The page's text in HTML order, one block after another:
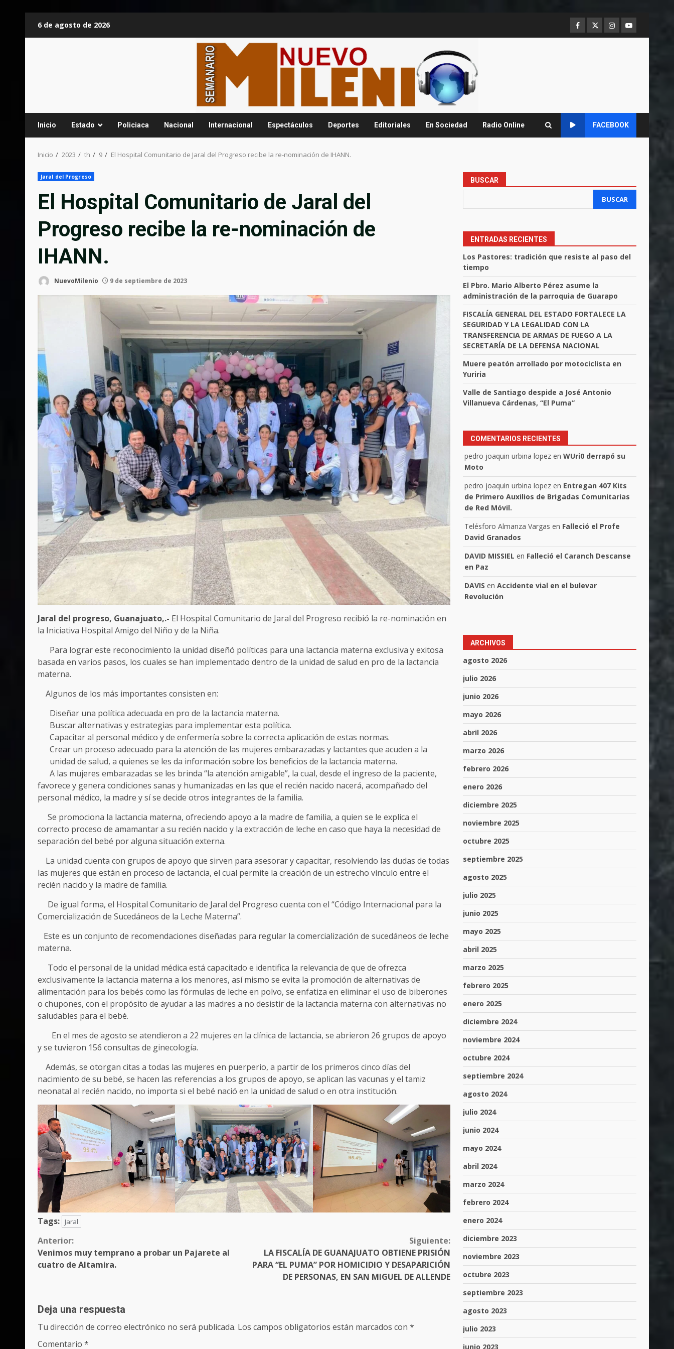
6 de agosto de 2026 Facebook
TwitterInstagram
Youtube
Inicio Estado Policiaca Nacional Internacional Espectáculos Deportes Editoriales En Sociedad Radio Online FACEBOOK
Inicio 2023 th 9 El Hospital Comunitario de Jaral del Progreso recibe la re-nominación de IHANN.
Jaral del Progreso
El Hospital Comunitario de Jaral del
Progreso recibe la re-nominación de
IHANN.
NuevoMilenio 9 de septiembre de 2023
Jaral del progreso, Guanajuato,.- El Hospital Comunitario de Jaral del Progreso recibió la re-nominación en
la Iniciativa Hospital Amigo del Niño y de la Niña.
Para lograr este reconocimiento la unidad diseñó políticas para una lactancia materna exclusiva y exitosa
basada en varios pasos, los cuales se han implementado dentro de la unidad de salud en pro de la lactancia
materna.
Algunos de los más importantes consisten en:
Diseñar una política adecuada en pro de la lactancia materna.
Buscar alternativas y estrategias para implementar esta política.
Capacitar al personal médico y de enfermería sobre la correcta aplicación de estas normas.
Crear un proceso adecuado para la atención de las mujeres embarazadas y lactantes que acuden a la
unidad de salud, a quienes se les da información sobre los beneficios de la lactancia materna.
A las mujeres embarazadas se les brinda “la atención amigable”, la cual, desde el ingreso de la paciente,
favorece y genera condiciones sanas y humanizadas en las que el recién nacido nacerá, acompañado del
personal médico, la madre y sí se decide otros integrantes de la familia.
Se promociona la lactancia materna, ofreciendo apoyo a la madre de familia, a quien se le explica el
correcto proceso de amamantar a su recién nacido y la extracción de leche en caso que haya la necesidad de
separación del bebé por alguna situación externa.
La unidad cuenta con grupos de apoyo que sirven para asesorar y capacitar, resolviendo las dudas de todas
las mujeres que están en proceso de lactancia, el cual permite la creación de un estrecho vínculo entre el
recién nacido y la madre de familia.
De igual forma, el Hospital Comunitario de Jaral del Progreso cuenta con el “Código Internacional para la
Comercialización de Sucedáneos de la Leche Materna”.
Este es un conjunto de recomendaciones diseñadas para regular la comercialización de sucedáneos de leche
materna.
Todo el personal de la unidad médica está capacitado e identifica la relevancia de que de ofrezca
exclusivamente la lactancia materna a los menores, así mismo se evita la promoción de alternativas de
alimentación para los bebés como las fórmulas de leche en polvo, se enfatiza en eliminar el uso de biberones
o chupones, con el propósito de ayudar a las madres a no desistir de la lactancia materna con alternativas no
saludables para el bebé.
En el mes de agosto se atendieron a 22 mujeres en la clínica de lactancia, se abrieron 26 grupos de apoyo
y se tuvieron 156 consultas de ginecología.
Además, se otorgan citas a todas las mujeres en puerperio, a partir de los primeros cinco días del
nacimiento de su bebé, se hacen las referencias a los grupos de apoyo, se aplican las vacunas y el tamiz
neonatal al recién nacido, no importa si el bebé nació en la unidad de salud o en otra institución.
Tags: Jaral
Sigue
leyendo
Anterior:
Venimos muy temprano a probar un Pajarete al
cuatro de Altamira.
Siguiente:
LA FISCALÍA DE GUANAJUATO OBTIENE PRISIÓN
PARA “EL PUMA” POR HOMICIDIO Y DESAPARICIÓN
DE PERSONAS, EN SAN MIGUEL DE ALLENDE
Deja una respuesta
Tu dirección de correo electrónico no será publicada. Los campos obligatorios están marcados con *
Comentario *
BUSCAR
BUSCAR
ENTRADAS RECIENTES
Los Pastores: tradición que resiste al paso del
tiempo
El Pbro. Mario Alberto Pérez asume la
administración de la parroquia de Guarapo
FISCALÍA GENERAL DEL ESTADO FORTALECE LA
SEGURIDAD Y LA LEGALIDAD CON LA
TRANSFERENCIA DE ARMAS DE FUEGO A LA
SECRETARÍA DE LA DEFENSA NACIONAL
Muere peatón arrollado por motociclista en
Yuriria
Valle de Santiago despide a José Antonio
Villanueva Cárdenas, “El Puma”
COMENTARIOS RECIENTES
pedro joaquin urbina lopez enWUri0 derrapó su
Moto
pedro joaquin urbina lopez en Entregan 407 Kits
de Primero Auxilios de Brigadas Comunitarias
de Red Móvil.
Telésforo Almanza Vargas en Falleció el Profe
David Granados
DAVID MISSIEL en Falleció el Caranch Descanse
en Paz
DAVIS enAccidente vial en el bulevar
Revolución
ARCHIVOS
agosto 2026
julio 2026
junio 2026
mayo 2026
abril 2026
marzo 2026
febrero 2026
enero 2026
diciembre 2025
noviembre 2025
octubre 2025
septiembre 2025
agosto 2025
julio 2025
junio 2025
mayo 2025
abril 2025
marzo 2025
febrero 2025
enero 2025
diciembre 2024
noviembre 2024
octubre 2024
septiembre 2024
agosto 2024
julio 2024
junio 2024
mayo 2024
abril 2024
marzo 2024
febrero 2024
enero 2024
diciembre 2023
noviembre 2023
octubre 2023
septiembre 2023
agosto 2023
julio 2023
junio 2023